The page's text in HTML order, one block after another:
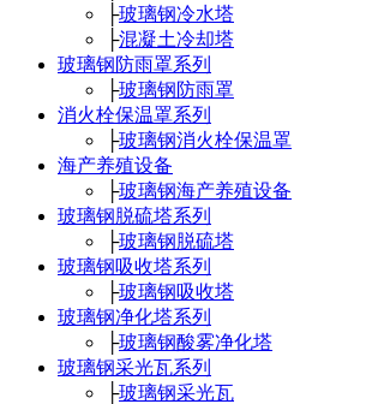
├玻璃钢冷水塔
├混凝土冷却塔
玻璃钢防雨罩系列
├玻璃钢防雨罩
消火栓保温罩系列
├玻璃钢消火栓保温罩
海产养殖设备
├玻璃钢海产养殖设备
玻璃钢脱硫塔系列
├玻璃钢脱硫塔
玻璃钢吸收塔系列
├玻璃钢吸收塔
玻璃钢净化塔系列
├玻璃钢酸雾净化塔
玻璃钢采光瓦系列
├玻璃钢采光瓦